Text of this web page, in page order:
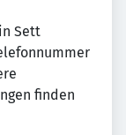
Sett
finden